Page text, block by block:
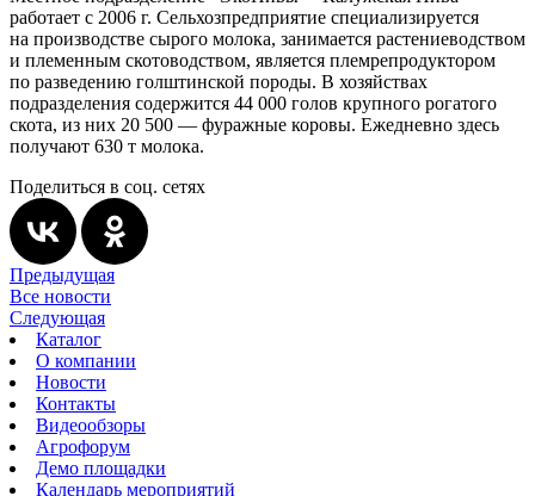
работает с 2006 г. Сельхозпредприятие специализируется
на производстве сырого молока, занимается растениеводством
и племенным скотоводством, является племрепродуктором
по разведению голштинской породы. В хозяйствах
подразделения содержится 44 000 голов крупного рогатого
скота, из них 20 500 — фуражные коровы. Ежедневно здесь
получают 630 т молока.
Поделиться в соц. сетях
Предыдущая
Все новости
Следующая
Каталог
О компании
Новости
Контакты
Видеообзоры
Агрофорум
Демо площадки
Календарь мероприятий